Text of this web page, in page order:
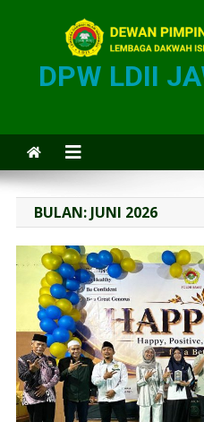
DPW LDII
BULAN: JUNI 2026